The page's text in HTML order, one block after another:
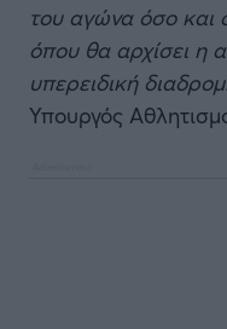
του αγώνα όσο και
όπου θα αρχίσει η
υπερειδική
Υπουργός